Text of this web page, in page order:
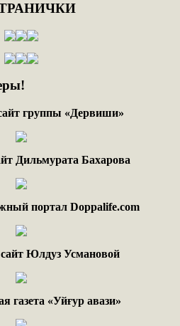
группы «Дервиши»
Дильмурата Бахарова
портал Doppalife.com
Юлдуз Усмановой
газета «Уйғур авази»